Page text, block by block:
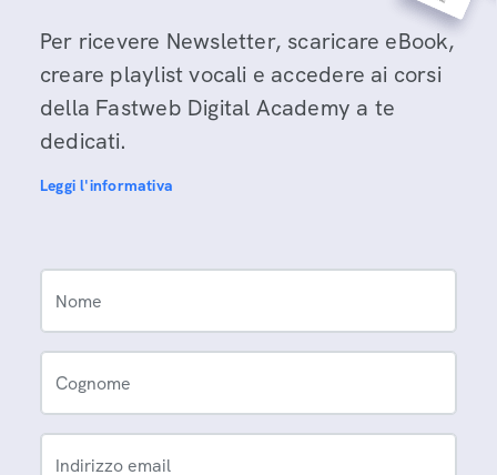
Per ricevere Newsletter, scaricare eBook,
creare playlist vocali e accedere ai corsi
della Fastweb Digital Academy a te
dedicati.
Leggi l'informativa
Nome
Cognome
Indirizzo email